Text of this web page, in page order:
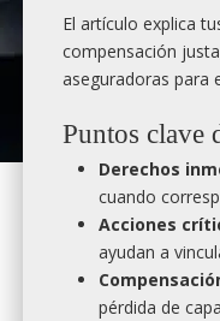
El artículo explica
compensación
aseguradoras para
Puntos clave
Derechos
cuando
Acciones
ayudan a
pérdida de